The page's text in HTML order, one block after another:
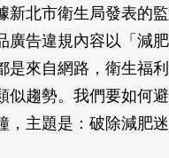
新北市衛生局發表的
廣告違規內容以「減
是來自網路，衛生福
似趨勢。我們要如何
，主題是：破除減肥迷